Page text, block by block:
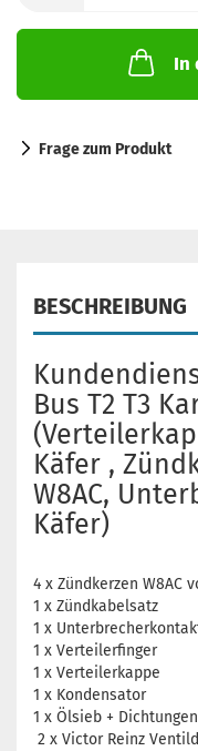
In
Frage zum Produkt
BESCHREIBUNG
Bus T2 T3
Käfer ,
W8AC,
Käfer)
4 x Zündkerzen W8AC
1 x Zündkabelsatz
1 x
1 x Verteilerfinger
1 x Verteilerkappe
1 x Kondensator
1 x Ölsieb + Dichtungen
2 x Victor Reinz